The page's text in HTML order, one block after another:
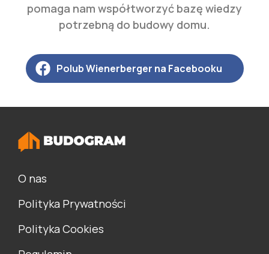
pomaga nam współtworzyć bazę wiedzy
potrzebną do budowy domu.
Polub Wienerberger na Facebooku
O nas
Polityka Prywatności
Polityka Cookies